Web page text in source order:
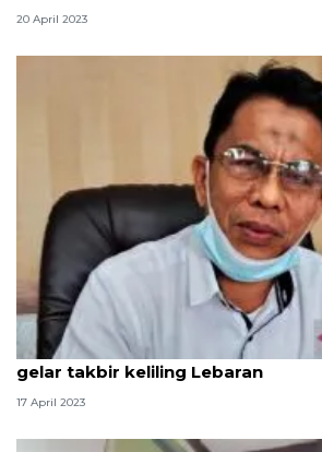
20 April 2023
Pemkab Nagan Raya Aceh
gelar takbir keliling Lebaran
17 April 2023